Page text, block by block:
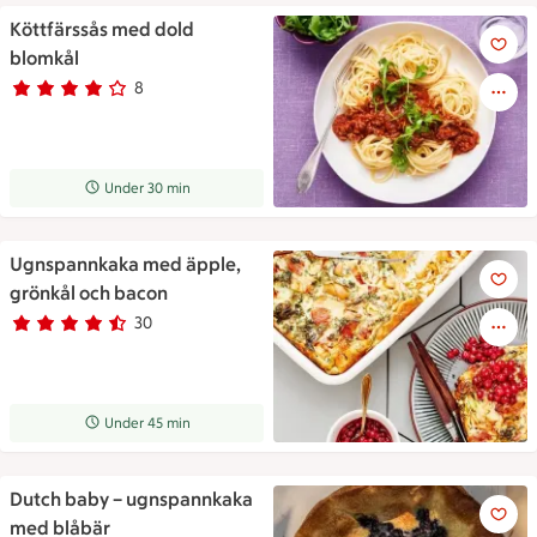
Köttfärssås med dold
blomkål
Betyg 4 av 5.
8
8 personer har röstat
Receptet tar Under 30 min att tillaga
Under 30 min
Köttfärssås med dold blomkål
Ugnspannkaka med äpple,
grönkål och bacon
Betyg 4.6 av 5. 30
30 personer har röstat
Receptet tar Under 45 min att tillaga
Under 45 min
Ugnspannkaka med äpple,
Dutch baby – ugnspannkaka
med blåbär
Dutch baby – ugnspannkaka